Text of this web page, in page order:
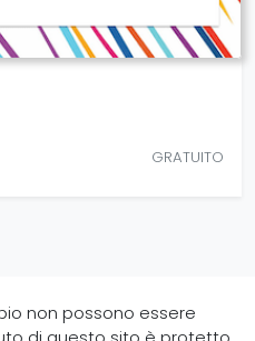
GRATUITO
non possono essere